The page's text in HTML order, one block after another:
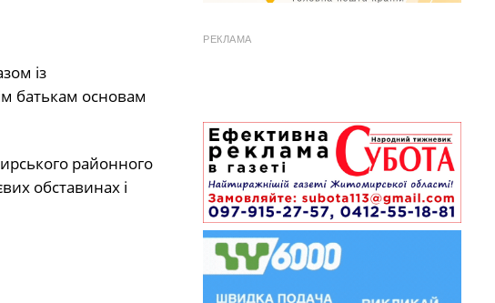
із
батькам основам
районного
обставинах і
РЕКЛАМА